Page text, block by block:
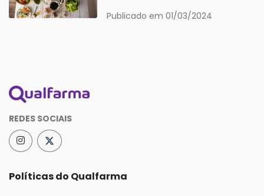
Publicado em 01/03/2024
REDES SOCIAIS
Políticas do Qualfarma